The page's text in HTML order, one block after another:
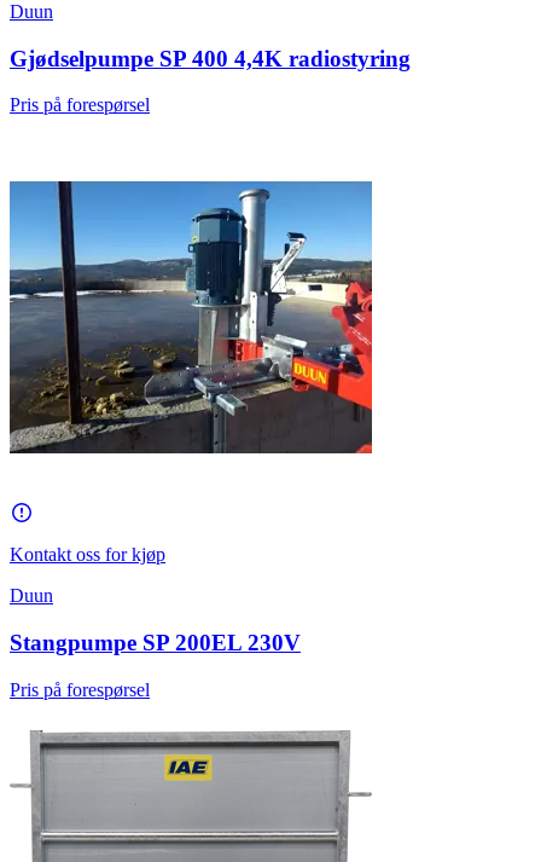
Duun
Gjødselpumpe SP 400 4,4K radiostyring
Pris på forespørsel
Kontakt oss for kjøp
Duun
Stangpumpe SP 200EL 230V
Pris på forespørsel